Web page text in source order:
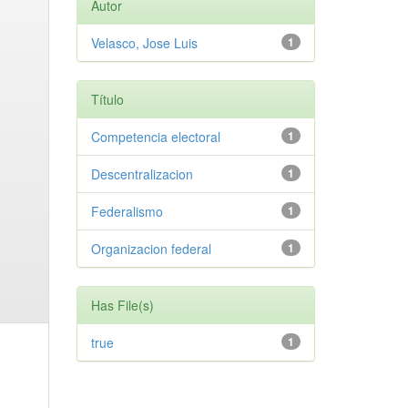
Autor
1
Velasco, Jose Luis
Título
1
Competencia electoral
1
Descentralizacion
1
Federalismo
1
Organizacion federal
Has File(s)
1
true